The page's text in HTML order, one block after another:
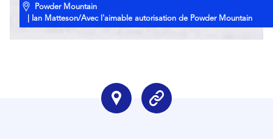
Powder Mountain
| Ian Matteson/Avec l'aimable autorisation de Powder Mountain